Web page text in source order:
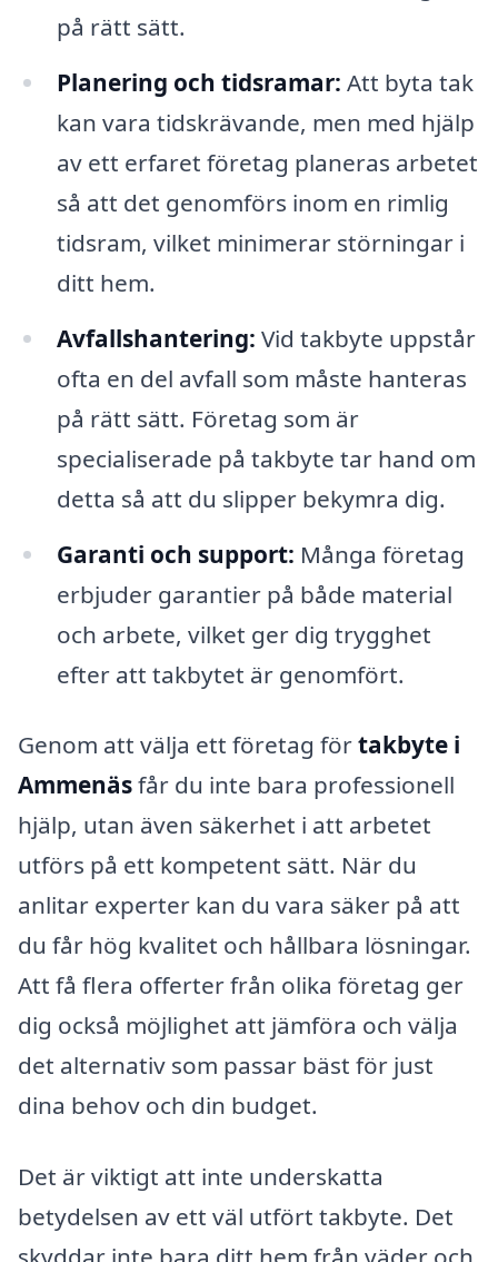
på rätt sätt.
Planering och tidsramar: Att byta tak
kan vara tidskrävande, men med hjälp
av ett erfaret företag planeras arbetet
så att det genomförs inom en rimlig
tidsram, vilket minimerar störningar i
ditt hem.
Avfallshantering: Vid takbyte uppstår
ofta en del avfall som måste hanteras
på rätt sätt. Företag som är
specialiserade på takbyte tar hand om
detta så att du slipper bekymra dig.
Garanti och support: Många företag
erbjuder garantier på både material
och arbete, vilket ger dig trygghet
efter att takbytet är genomfört.
Genom att välja ett företag förtakbyte i
Ammenäsfår du inte bara professionell
hjälp, utan även säkerhet i att arbetet
utförs på ett kompetent sätt. När du
anlitar experter kan du vara säker på att
du får hög kvalitet och hållbara lösningar.
Att få flera offerter från olika företag ger
dig också möjlighet att jämföra och välja
det alternativ som passar bäst för just
dina behov och din budget.
Det är viktigt att inte underskatta
betydelsen av ett väl utfört takbyte. Det